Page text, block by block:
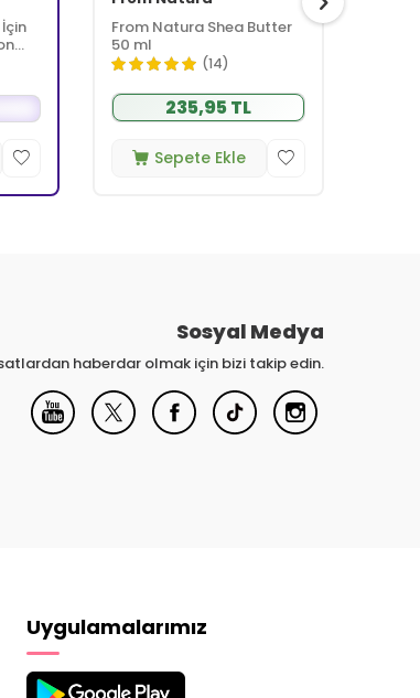
From Natura Shea Butter
50 ml
(14)
235,95 TL
Sepete Ekle
Sosyal Medya
haberdar olmak için bizi takip edin.
Uygulamalarımız